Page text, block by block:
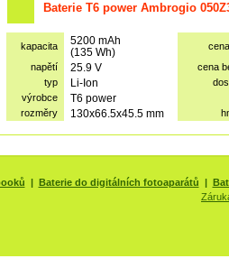
Baterie T6 power Ambrogio
kapacita
5200 mAh
(135 Wh)
napětí
25.9 V
cena
typ
Li-Ion
výrobce
T6 power
rozměry 130x66.5x45.5 mm
| Baterie do digitálních fotoaparátů |